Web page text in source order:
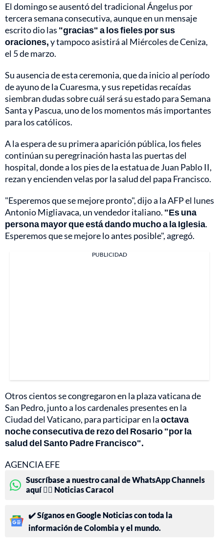
El domingo se ausentó del tradicional Ángelus por
tercera semana consecutiva, aunque en un mensaje
escrito dio las "gracias" a los fieles por sus
oraciones,y tampoco asistirá al Miércoles de Ceniza,
el 5 de marzo.
Su ausencia de esta ceremonia, que da inicio al período
de ayuno de la Cuaresma, y sus repetidas recaídas
siembran dudas sobre cuál será su estado para Semana
Santa y Pascua, uno de los momentos más importantes
para los católicos.
A la espera de su primera aparición pública, los fieles
continúan su peregrinación hasta las puertas del
hospital, donde a los pies de la estatua de Juan Pablo II,
rezan y encienden velas por la salud del papa Francisco.
"Esperemos que se mejore pronto", dijo a la AFP el lunes
Antonio Migliavaca, un vendedor italiano. "Es una
persona mayor que está dando mucho a la Iglesia.
Esperemos que se mejore lo antes posible", agregó.
PUBLICIDAD
Otros cientos se congregaron en la plaza vaticana de
San Pedro, junto a los cardenales presentes en la
Ciudad del Vaticano, para participar en laoctava
noche consecutiva de rezo del Rosario "por la
salud del Santo Padre Francisco".
AGENCIA EFE
Suscríbase a nuestro canal de WhatsApp Channels
aquí 👉🏻 Noticias Caracol
✔️ Síganos en Google Noticias con toda la
información de Colombia y el mundo.